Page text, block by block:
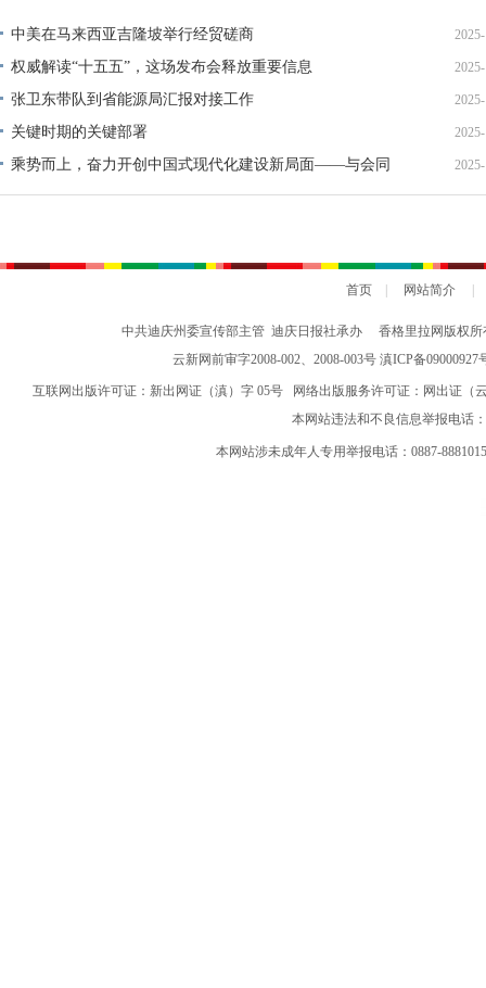
中美在马来西亚吉隆坡举行经贸磋商
权威解读“十五五”，这场发布会释放重要信息
张卫东带队到省能源局汇报对接工作
关键时期的关键部署
乘势而上，奋力开创中国式现代化建设新局面——与会同
志谈贯彻落实党的二十届四中全会精神